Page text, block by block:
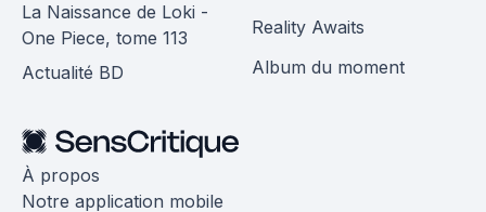
La Naissance de Loki -
One Piece, tome 113
Actualité BD
Reality Awaits
Album du moment
À propos
Notre application mobile